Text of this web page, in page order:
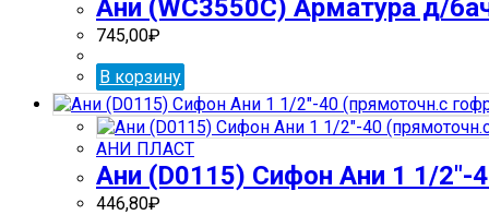
Ани (WС3550С) Арматура д/
745,00₽
В корзину
АНИ ПЛАСТ
Ани (D0115) Сифон Ани 1 1/2″-
446,80₽